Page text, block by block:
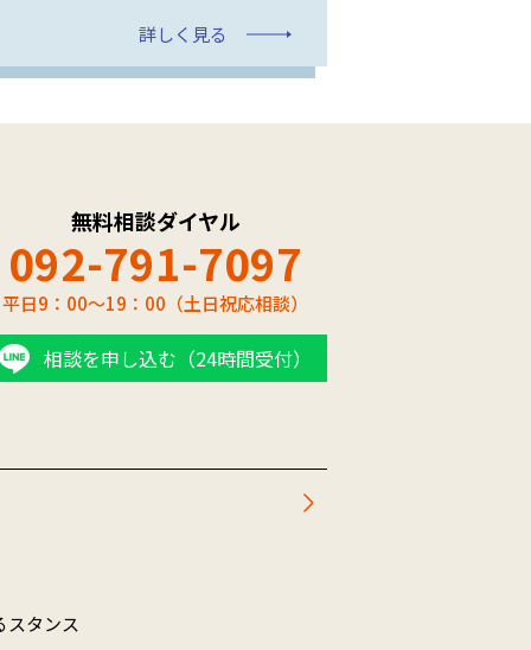
詳しく見る
無料相談ダイヤル
092-791-7097
平日9：00～19：00（土日祝応相談）
相談を申し込む（24時間受付）
スタンス